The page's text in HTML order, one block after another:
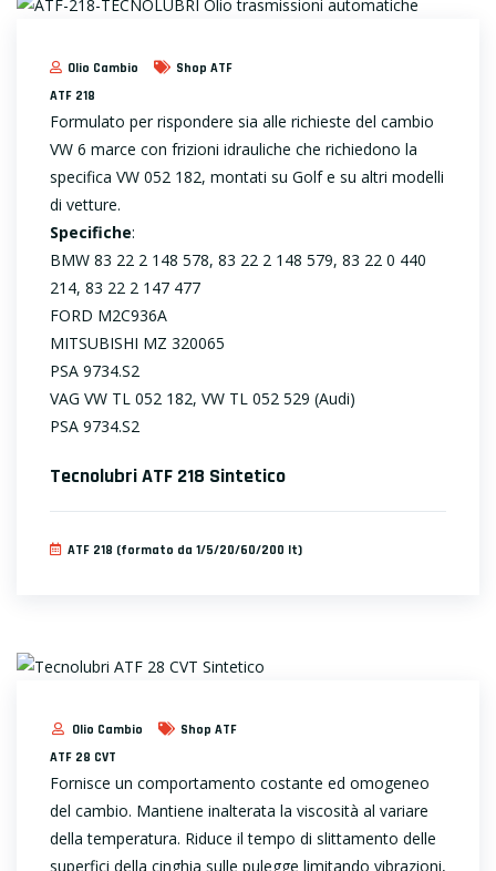
Olio Cambio
Shop ATF
ATF 218
Formulato per rispondere sia alle richieste del cambio
VW 6 marce con frizioni idrauliche che richiedono la
specifica VW 052 182, montati su Golf e su altri modelli
di vetture.
Specifiche:
BMW 83 22 2 148 578, 83 22 2 148 579, 83 22 0 440
214, 83 22 2 147 477
FORD M2C936A
MITSUBISHI MZ 320065
PSA 9734.S2
VAG VW TL 052 182, VW TL 052 529 (Audi)
PSA 9734.S2
Tecnolubri ATF 218 Sintetico
ATF 218 (formato da 1/5/20/60/200 lt)
Olio Cambio
Shop ATF
ATF 28 CVT
Fornisce un comportamento costante ed omogeneo
del cambio. Mantiene inalterata la viscosità al variare
della temperatura. Riduce il tempo di slittamento delle
superfici della cinghia sulle pulegge limitando vibrazioni,